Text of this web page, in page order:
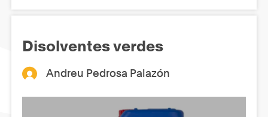
Disolventes verdes
Andreu Pedrosa Palazón